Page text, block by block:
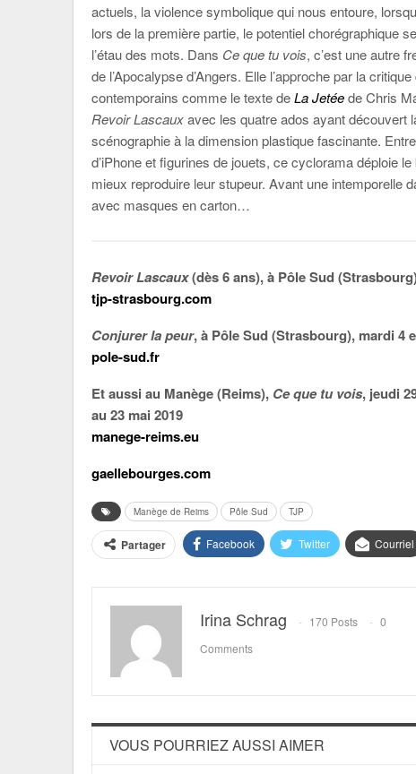
actuels, la violence symbolique qui nous entoure,
lors de la première partie, le potentiel chorégraphique
l’étau des mots. Dans Ce que tu vois, c’est une autre
de l’Apocalypse d’Angers. Elle l’approche par la
contemporains comme le texte deLa Jetéede Chris
Revoir Lascauxavec les quatre ados ayant découvert
scénographie à la dimension plastique fascinante.
d’iPhone et figurines de jouets, ce cyclorama déploie
mieux reproduire leur stupeur. Avant une intemporelle
avec masques en carton…
Revoir Lascaux(dès 6 ans), à Pôle Sud
tjp-strasbourg.com
Conjurer la peur, à Pôle Sud (Strasbourg), mardi 4
pole-sud.fr
Et aussi au Manège (Reims), Ce que tu vois, jeudi
au 23 mai 2019
manege-reims.eu
gaellebourges.com
Manège de Reims Pôle Sud TJP
Partager Facebook Twitter Courriel
Irina Schrag 170 Posts
0
Comments
VOUS POURRIEZ AUSSI AIMER